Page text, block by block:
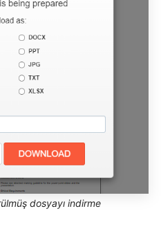
dosyayı indirme